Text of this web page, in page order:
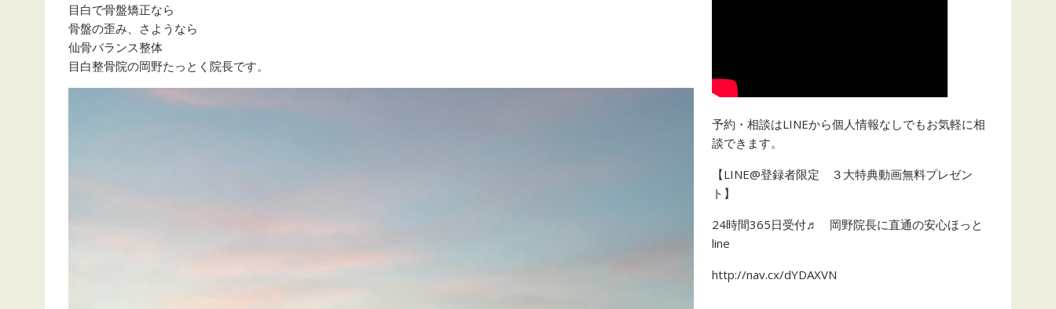
目白で骨盤矯正なら
骨盤の歪み、さようなら
仙骨バランス整体
目白整骨院の岡野たっとく院長です。
予約・相談はLINEから個人情報なしでもお気軽に相
談できます。
【LINE@登録者限定 ３大特典動画無料プレゼン
ト】
24時間365日受付♬ 岡野院長に直通の安心ほっと
line
http://nav.cx/dYDAXVN